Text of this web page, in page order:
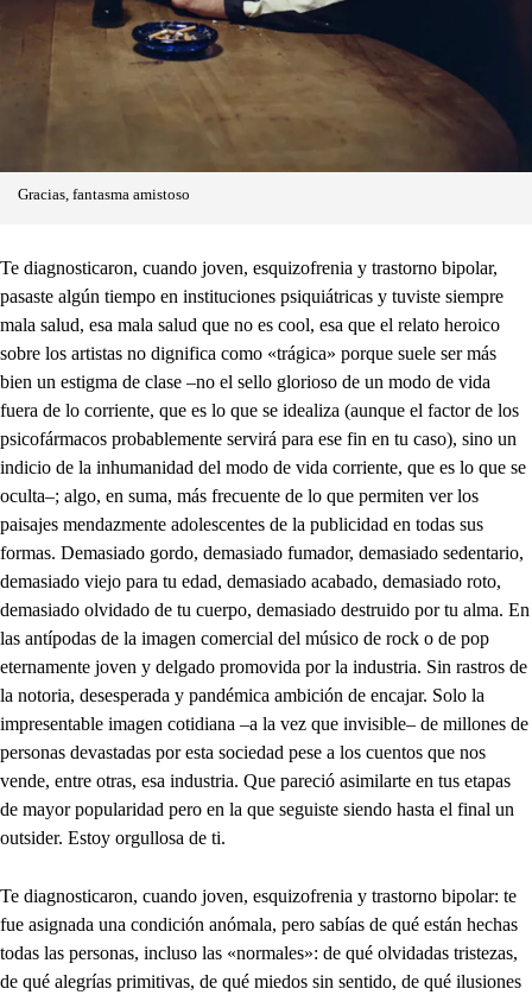
Gracias, fantasma amistoso
Te diagnosticaron, cuando joven, esquizofrenia y trastorno bipolar,
pasaste algún tiempo en instituciones psiquiátricas y tuviste siempre
mala salud, esa mala salud que no es cool, esa que el relato heroico
sobre los artistas no dignifica como «trágica» porque suele ser más
bien un estigma de clase –no el sello glorioso de un modo de vida
fuera de lo corriente, que es lo que se idealiza (aunque el factor de los
psicofármacos probablemente servirá para ese fin en tu caso), sino un
indicio de la inhumanidad del modo de vida corriente, que es lo que se
oculta–; algo, en suma, más frecuente de lo que permiten ver los
paisajes mendazmente adolescentes de la publicidad en todas sus
formas. Demasiado gordo, demasiado fumador, demasiado sedentario,
demasiado viejo para tu edad, demasiado acabado, demasiado roto,
demasiado olvidado de tu cuerpo, demasiado destruido por tu alma. En
las antípodas de la imagen comercial del músico de rock o de pop
eternamente joven y delgado promovida por la industria. Sin rastros de
la notoria, desesperada y pandémica ambición de encajar. Solo la
impresentable imagen cotidiana –a la vez que invisible– de millones de
personas devastadas por esta sociedad pese a los cuentos que nos
vende, entre otras, esa industria. Que pareció asimilarte en tus etapas
de mayor popularidad pero en la que seguiste siendo hasta el final un
outsider. Estoy orgullosa de ti.
Te diagnosticaron, cuando joven, esquizofrenia y trastorno bipolar: te
fue asignada una condición anómala, pero sabías de qué están hechas
todas las personas, incluso las «normales»: de qué olvidadas tristezas,
de qué alegrías primitivas, de qué miedos sin sentido, de qué ilusiones